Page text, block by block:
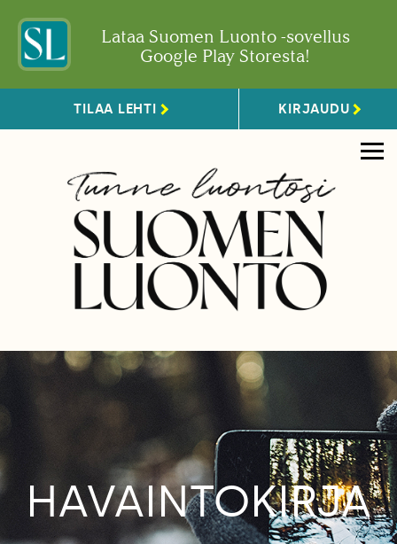
Lataa Suomen Luonto -sovellus
Google Play Storesta!
TILAA LEHTI KIRJAUDU
HAVAINTOKIRJA